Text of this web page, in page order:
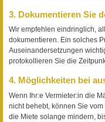
3. Dokumentieren Sie
Wir empfehlen eindringlich,
dokumentieren. Ein solches
Auseinandersetzungen
protokollieren Sie die
4. Möglichkeiten bei
Wenn Ihr:e Vermieter:in die
nicht behebt, können Sie
die Miete solange mindern,